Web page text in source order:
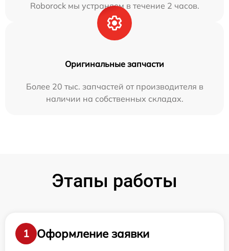
Roborock мы устраняем в течение 2 часов.
Оригинальные запчасти
Более 20 тыс. запчастей от производителя в
наличии на собственных складах.
Этапы работы
1
Оформление заявки